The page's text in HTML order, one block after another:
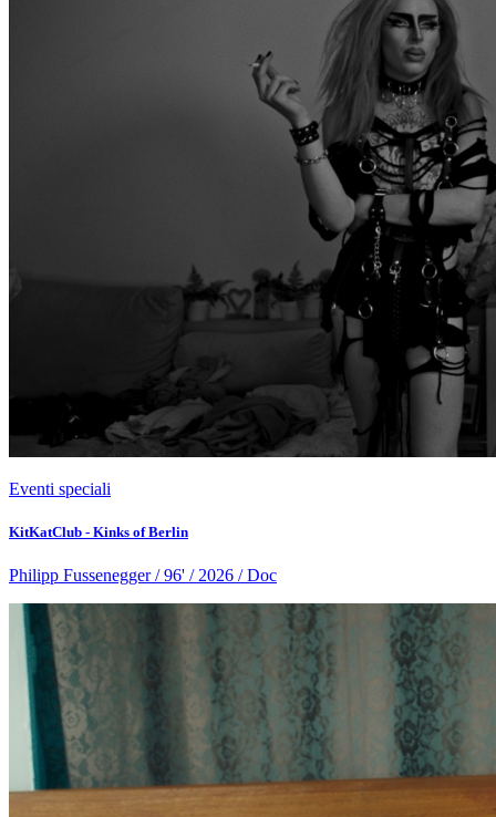
Eventi speciali
KitKatClub - Kinks of Berlin
Philipp Fussenegger / 96' / 2026 / Doc